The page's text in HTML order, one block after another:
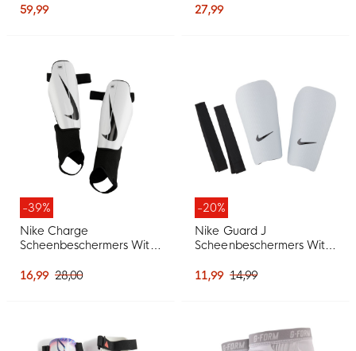
Zwart Felrood Goud
59,99
27,99
-39%
Nike Charge
Scheenbeschermers Wit
16,99 28,00
-20%
Nike Guard J
Scheenbeschermers Wit
11,99 14,99